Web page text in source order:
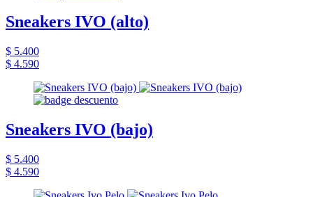
Sneakers IVO (alto)
$ 5.400
$ 4.590
Sneakers IVO (bajo)
$ 5.400
$ 4.590